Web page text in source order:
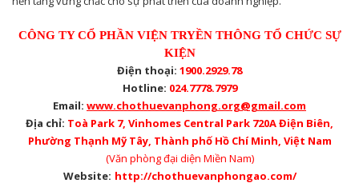
CÔNG TY CỔ PHẦN VIỆN TRYỀN THÔNG TỔ CHỨC SỰ
KIỆN
Điện thoại: 1900.2929.78
Hotline: 024.7778.7979
Email: www.chothuevanphong.org@gmail.com
Địa chỉ: Toà Park 7, Vinhomes Central Park 720A Điện Biên,
Phường Thạnh Mỹ Tây, Thành phố Hồ Chí Minh, Việt Nam
(Văn phòng đại diện Miền Nam)
Website: http://chothuevanphongao.com/